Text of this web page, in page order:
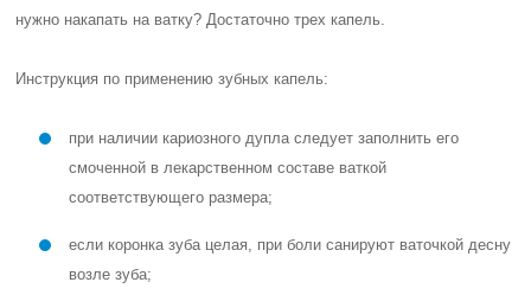
нужно накапать на ватку? Достаточно трех капель.
Инструкция по применению зубных капель:
при наличии кариозного дупла следует заполнить его
смоченной в лекарственном составе ваткой
соответствующего размера;
если коронка зуба целая, при боли санируют ваточкой десну
возле зуба;